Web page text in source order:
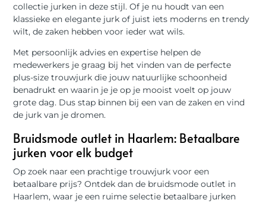
collectie jurken in deze stijl. Of je nu houdt van een
klassieke en elegante jurk of juist iets moderns en trendy
wilt, de zaken hebben voor ieder wat wils.
Met persoonlijk advies en expertise helpen de
medewerkers je graag bij het vinden van de perfecte
plus-size trouwjurk die jouw natuurlijke schoonheid
benadrukt en waarin je je op je mooist voelt op jouw
grote dag. Dus stap binnen bij een van de zaken en vind
de jurk van je dromen.
Bruidsmode outlet in Haarlem: Betaalbare
jurken voor elk budget
Op zoek naar een prachtige trouwjurk voor een
betaalbare prijs? Ontdek dan de bruidsmode outlet in
Haarlem, waar je een ruime selectie betaalbare jurken